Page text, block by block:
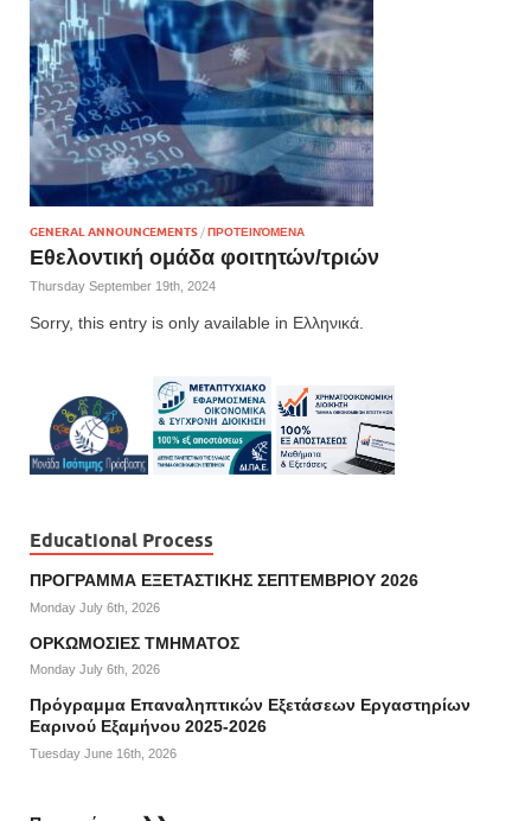
GENERAL ANNOUNCEMENTS /ΠΡΟΤΕΙΝΌΜΕΝΑ
Εθελοντική ομάδα φοιτητών/τριών
Thursday September 19th, 2024
Sorry, this entry is only available in Ελληνικά.
Educational Process
ΠΡΟΓΡΑΜΜΑ ΕΞΕΤΑΣΤΙΚΗΣ ΣΕΠΤΕΜΒΡΙΟΥ 2026
Monday July 6th, 2026
ΟΡΚΩΜΟΣΙΕΣ ΤΜΗΜΑΤΟΣ
Monday July 6th, 2026
Πρόγραμμα Επαναληπτικών Εξετάσεων Εργαστηρίων
Εαρινού Εξαμήνου 2025-2026
Tuesday June 16th, 2026